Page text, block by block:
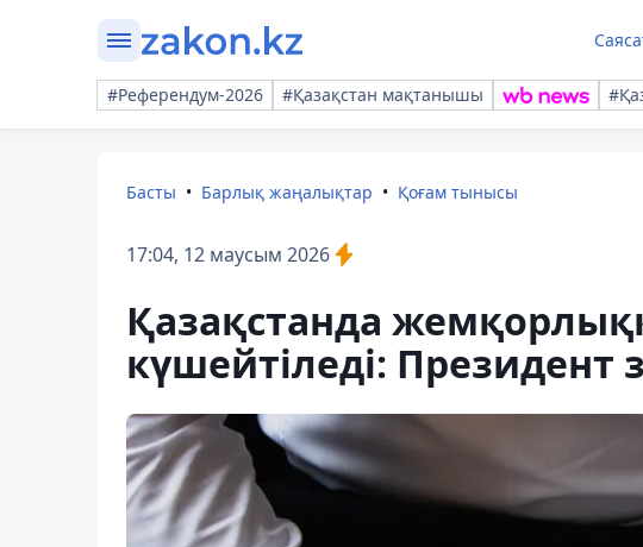
#Референдум-2026 #Қазақстан мақтанышы
Басты Барлық жаңалықтар Қоғам тынысы
17:04, 12 маусым 2026
Қазақстанда
күшейтіледі: Президент